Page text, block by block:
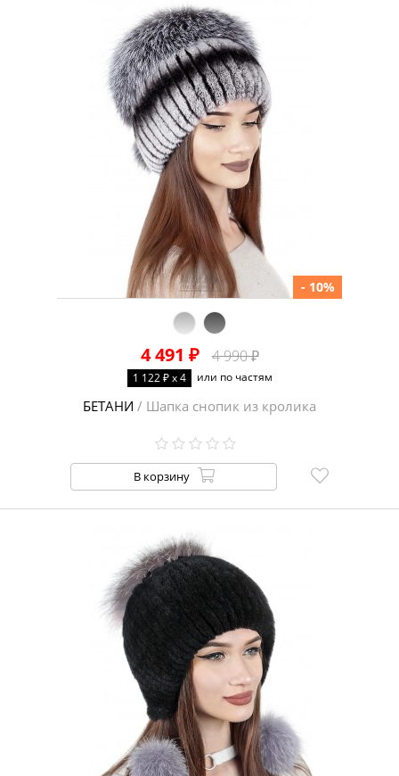
4 491 ₽ 4 990 ₽
- 10%
1 122 ₽ x 4 или по частям
БЕТАНИ / Шапка снопик из кролика
В корзину